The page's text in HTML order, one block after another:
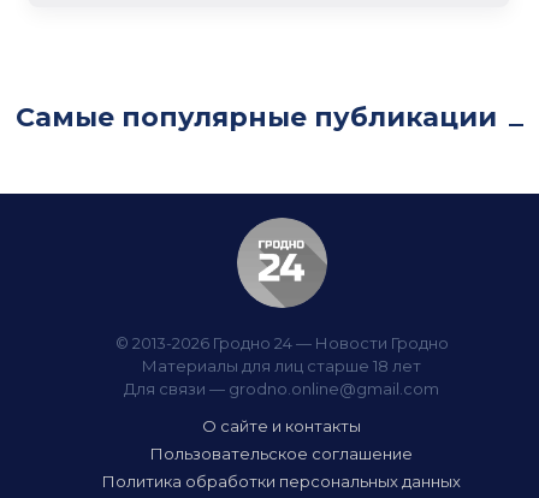
Самые популярные публикации
© 2013-2026 Гродно 24 — Новости Гродно
Материалы для лиц старше 18 лет
Для связи — grodno.online@gmail.com
О сайте и контакты
Пользовательское соглашение
Политика обработки персональных данных